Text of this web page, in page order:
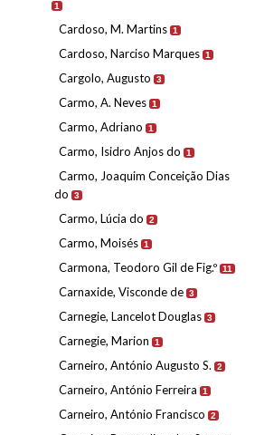
1
Cardoso, M. Martins 1
Cardoso, Narciso Marques 1
Cargolo, Augusto 3
Carmo, A. Neves 1
Carmo, Adriano 1
Carmo, Isidro Anjos do 1
Carmo, Joaquim Conceição Dias
do
3
Carmo, Lúcia do 2
Carmo, Moisés 1
Carmona, Teodoro Gil de Fig.º 11
Carnaxide, Visconde de 3
Carnegie, Lancelot Douglas 3
Carnegie, Marion 1
Carneiro, António Augusto S. 2
Carneiro, António Ferreira 1
Carneiro, António Francisco 2